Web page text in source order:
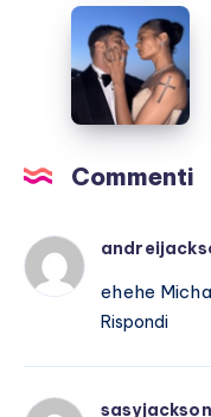
per
Laura
Pausini?
Elodie
e
Iannone,
finita?
E
Commenti
ehehe
Rispondi
sasyjackson